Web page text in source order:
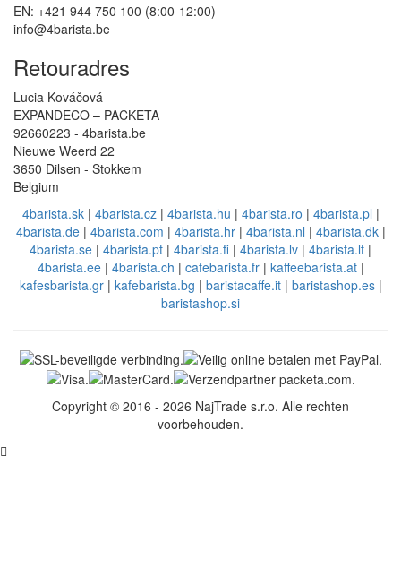
EN: +421 944 750 100 (8:00-12:00)
info@4barista.be
Retouradres
Lucia Kováčová
EXPANDECO – PACKETA
92660223 - 4barista.be
Nieuwe Weerd 22
3650 Dilsen - Stokkem
Belgium
4barista.sk| 4barista.cz| 4barista.hu | 4barista.ro | 4barista.pl |
4barista.de| 4barista.com | 4barista.hr| 4barista.nl | 4barista.dk|
4barista.se | 4barista.pt | 4barista.fi | 4barista.lv | 4barista.lt |
4barista.ee| 4barista.ch | cafebarista.fr| kaffeebarista.at|
kafesbarista.gr| kafebarista.bg | baristacaffe.it| baristashop.es|
baristashop.si
Copyright © 2016 - 2026 NajTrade s.r.o. Alle rechten
voorbehouden.